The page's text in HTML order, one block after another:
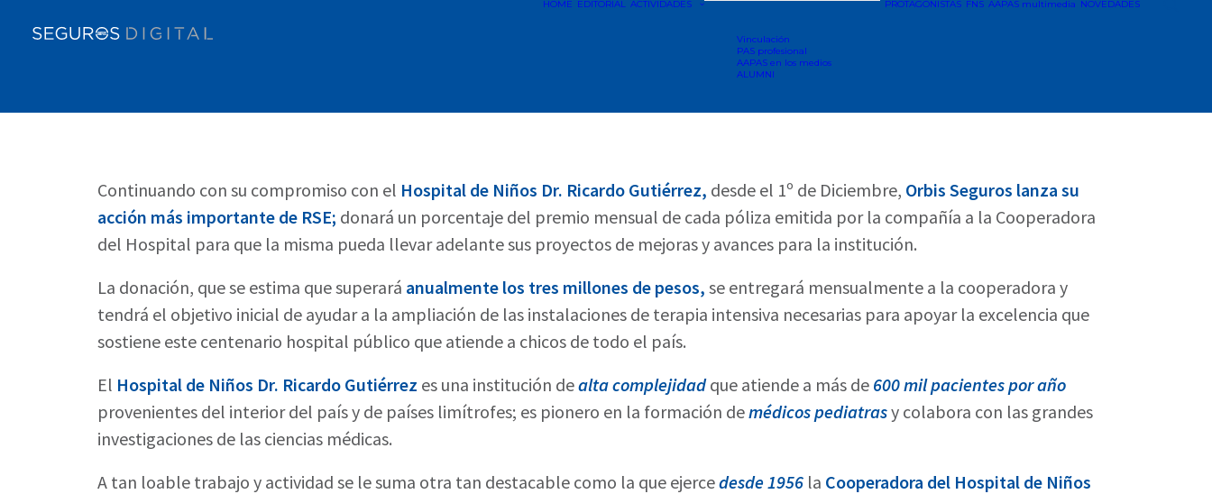
HOME EDITORIAL ACTIVIDADES
Vinculación
PAS profesional
AAPAS en los medios
ALUMNI
PROTAGONISTAS FNS AAPAS multimedia NOVEDADES
Continuando con su compromiso con el Hospital de Niños Dr. Ricardo Gutiérrez, desde el 1º de Diciembre, Orbis Seguros lanza su
acción más importante de RSE; donará un porcentaje del premio mensual de cada póliza emitida por la compañía a la Cooperadora
del Hospital para que la misma pueda llevar adelante sus proyectos de mejoras y avances para la institución.
La donación, que se estima que superará anualmente los tres millones de pesos, se entregará mensualmente a la cooperadora y
tendrá el objetivo inicial de ayudar a la ampliación de las instalaciones de terapia intensiva necesarias para apoyar la excelencia que
sostiene este centenario hospital público que atiende a chicos de todo el país.
El Hospital de Niños Dr. Ricardo Gutiérrez es una institución dealta complejidadque atiende a más de 600 mil pacientes por año
provenientes del interior del país y de países limítrofes; es pionero en la formación demédicos pediatrasy colabora con las grandes
investigaciones de las ciencias médicas.
A tan loable trabajo y actividad se le suma otra tan destacable como la que ejercedesde 1956 la Cooperadora del Hospital de Niños